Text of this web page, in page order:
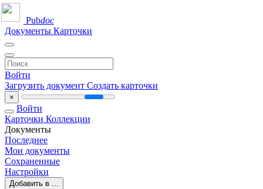
Pubdoc
Документы Карточки
Войти
Загрузить документ Создать карточки
×
Войти
Карточки Коллекции
Документы
Последнее
Мои документы
Сохраненные
Настройки
Добавить в ...